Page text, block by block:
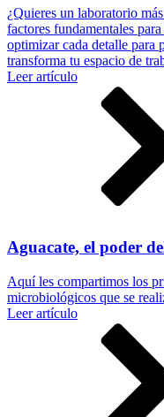
¿Quieres un laboratorio
factores fundamentales
optimizar cada detalle para
transforma tu espacio de
Leer artículo
Aguacate, el poder
Aquí les compartimos los
microbiológicos que se
Leer artículo